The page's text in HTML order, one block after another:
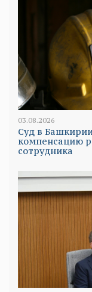
03.08.2026
Суд в
компенсацию
сотрудника